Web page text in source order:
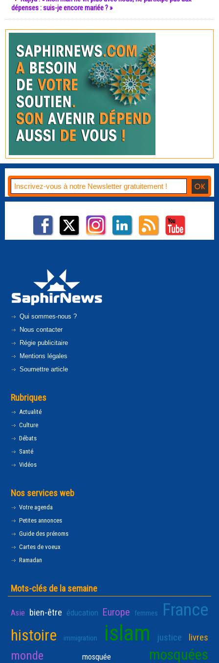
dépenses : suis-je encore mariée ? »
Qui sommes-nous ?
Nous contacter
Régie publicitaire
Mentions légales
Soumettre article
Rubriques
Actualité
Culture
Débats
Santé
Vidéos
Nos services web
Votre agenda
Petites annonces
Guide des prénoms
Cartes de voeux
Ramadan
Mots-clés de la semaine
Asie bien-être éducation Europe femmes France
histoire immigration islam justice livres
monde mosquée mosquées